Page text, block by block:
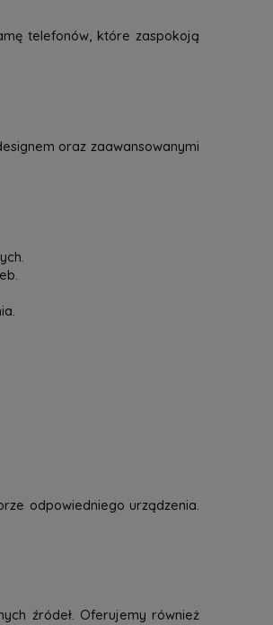
telefonów, które zaspokoją
oraz zaawansowanymi
odpowiedniego urządzenia.
źródeł. Oferujemy również